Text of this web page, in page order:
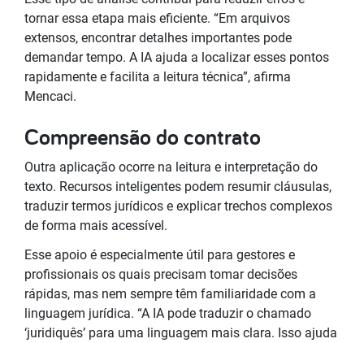
tornar essa etapa mais eficiente. “Em arquivos
extensos, encontrar detalhes importantes pode
demandar tempo. A IA ajuda a localizar esses pontos
rapidamente e facilita a leitura técnica”, afirma
Mencaci.
Compreensão do contrato
Outra aplicação ocorre na leitura e interpretação do
texto. Recursos inteligentes podem resumir cláusulas,
traduzir termos jurídicos e explicar trechos complexos
de forma mais acessível.
Esse apoio é especialmente útil para gestores e
profissionais os quais precisam tomar decisões
rápidas, mas nem sempre têm familiaridade com a
linguagem jurídica. “A IA pode traduzir o chamado
‘juridiquês’ para uma linguagem mais clara. Isso ajuda